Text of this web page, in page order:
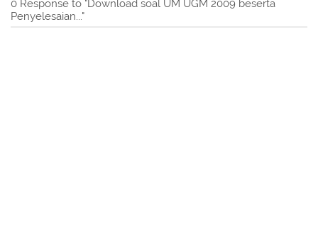
0 Response to "Download soal UM UGM 2009 beserta
Penyelesaian..."